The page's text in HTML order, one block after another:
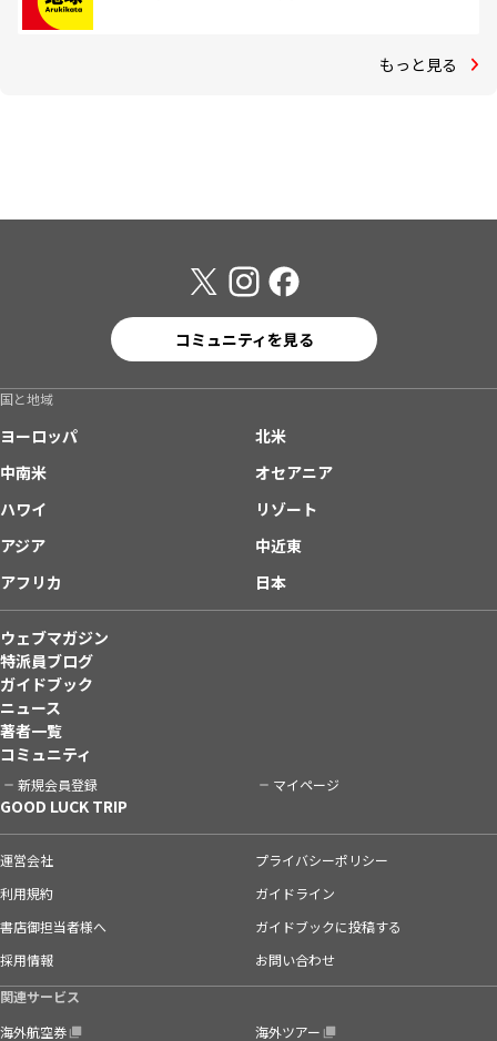
もっと見る
コミュニティを見る
国と地域
ヨーロッパ
北米
中南米
オセアニア
ハワイ
リゾート
アジア
中近東
アフリカ
日本
ウェブマガジン
特派員ブログ
ガイドブック
ニュース
著者一覧
コミュニティ
新規会員登録 マイページ
GOOD LUCK TRIP
運営会社
プライバシーポリシー
利用規約
ガイドライン
書店御担当者様へ
ガイドブックに投稿する
採用情報
お問い合わせ
関連サービス
海外航空券
海外ツアー